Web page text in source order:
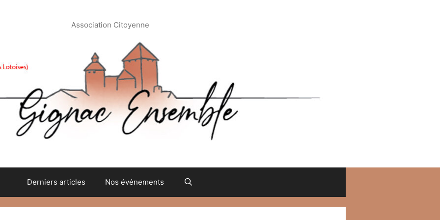
Association Citoyenne
Derniers articles Nos événements